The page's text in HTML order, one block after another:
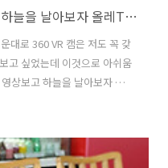
사람들이 올린 VR 360 영상보고 하늘을 날아보자 올레TV모바일
대로 360 VR 캠은 저도 꼭 갖
고 싶었는데 이것으로 아쉬움
상보고 하늘을 날아보자 올
재미있는 것들이 많이 올라
그정도는 안되기 때문에 고개
VR 영상은 재미가 있는 것